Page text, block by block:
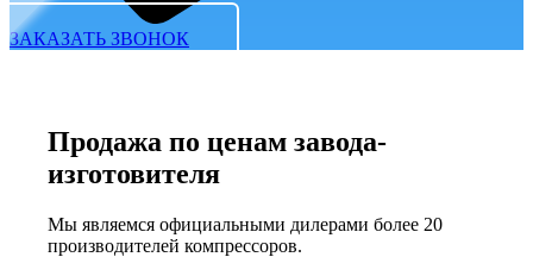
ЗАКАЗАТЬ ЗВОНОК
Продажа по ценам завода-
изготовителя
Мы являемся официальными дилерами более 20
производителей компрессоров.